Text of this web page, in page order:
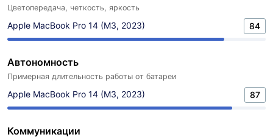
Цветопередача, четкость, яркость
Apple MacBook Pro 14 (M3, 2023) 84
Автономность
Примерная длительность работы от батареи
Apple MacBook Pro 14 (M3, 2023) 87
Коммуникации